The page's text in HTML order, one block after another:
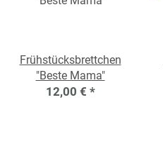
Frühstücksbrettchen
"Beste Mama"
12,00 € *